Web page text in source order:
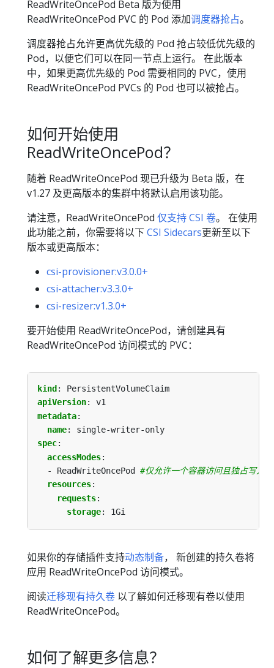
ReadWriteOncePod Beta 版为使用
ReadWriteOncePod PVC 的 Pod 添加调度器抢占。
调度器抢占允许更高优先级的 Pod 抢占较低优先级的
Pod，以便它们可以在同一节点上运行。 在此版本
中，如果更高优先级的 Pod 需要相同的 PVC，使用
ReadWriteOncePod PVCs 的 Pod 也可以被抢占。
如何开始使用
ReadWriteOncePod？
随着 ReadWriteOncePod 现已升级为 Beta 版，在
v1.27 及更高版本的集群中将默认启用该功能。
请注意，ReadWriteOncePod 仅支持 CSI 卷。 在使用
此功能之前，你需要将以下CSI Sidecars更新至以下
版本或更高版本：
csi-provisioner:v3.0.0+
csi-attacher:v3.3.0+
csi-resizer:v1.3.0+
要开始使用 ReadWriteOncePod，请创建具有
ReadWriteOncePod 访问模式的 PVC：
kind :
PersistentVolumeClaim
apiVersion:
v1
metadata:
name:
single-writer-only
spec:
accessModes:
- ReadWriteOncePod
#仅允许一个容器访问且独占写入
resources:
requests:
storage: 1Gi
如果你的存储插件支持动态制备， 新创建的持久卷将
应用 ReadWriteOncePod 访问模式。
阅读迁移现有持久卷 以了解如何迁移现有卷以使用
ReadWriteOncePod。
如何了解更多信息？